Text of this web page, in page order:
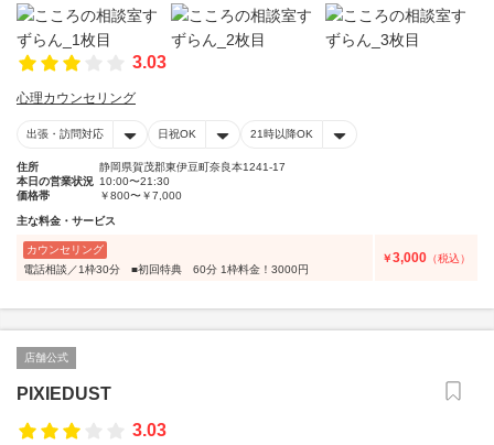
3.03
心理カウンセリング
出張・訪問対応 日祝OK 21時以降OK
住所
静岡県賀茂郡東伊豆町奈良本1241-17
本日の営業状況 10:00〜21:30
価格帯
￥800〜￥7,000
主な料金・サービス
カウンセリング
電話相談／1枠30分 ■初回特典 60分 1枠料金！3000円
￥3,000 （税込）
店舗公式
PIXIEDUST
3.03